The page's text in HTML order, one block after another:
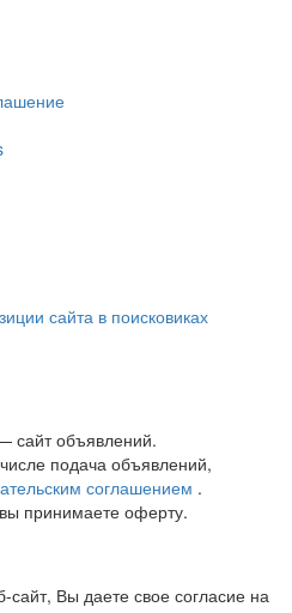
сайта в поисковиках
сайт объявлений.
подача объявлений,
соглашением .
принимаете оферту.
сайт, Вы даете свое согласие на